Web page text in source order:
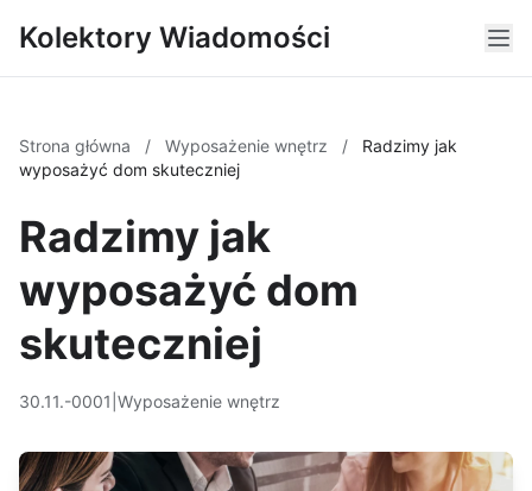
Kolektory Wiadomości
Strona główna / Wyposażenie wnętrz /
Radzimy jak
wyposażyć dom skuteczniej
Radzimy jak
wyposażyć dom
skuteczniej
30.11.-0001 Wyposażenie wnętrz